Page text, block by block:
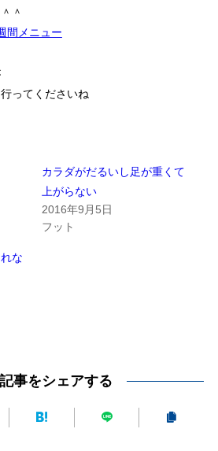
＾
間メニュー
ってくださいね
カラダがだるいし足が重くて
上がらない
2016年9月5日
フット
な
事をシェアする